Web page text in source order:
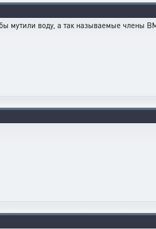
мутили воду, а так называемые члены